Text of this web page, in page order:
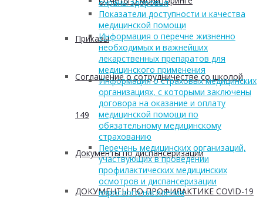
Приказы
Соглашение о сотрудничестве со школой
149
Документы по диспансеризации
ДОКУМЕНТЫ ПО ПРОФИЛАКТИКЕ COVID-19
охраны здоровья
Показатели доступности и качества
медицинской помощи
Информация о перечне жизненно
необходимых и важнейших
лекарственных препаратов для
медицинского применения
Информация о страховых медицинских
организациях, с которыми заключены
договора на оказание и оплату
медицинской помощи по
обязательному медицинскому
страхованию
Перечень медицинских организаций,
участвующих в проведении
профилактических медицинских
осмотров и диспансеризации
взрослого населения